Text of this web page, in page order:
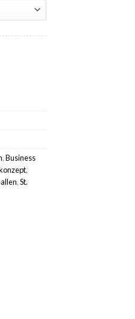
,Business
,
,St.